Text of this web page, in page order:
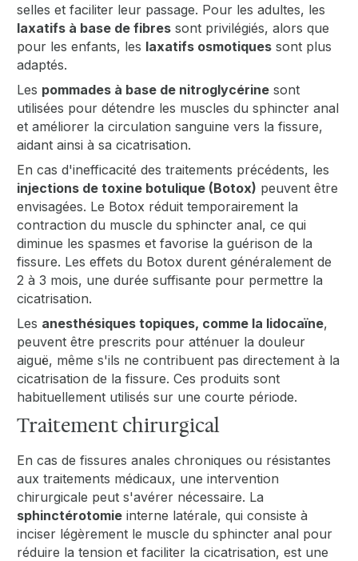
selles et faciliter leur passage. Pour les adultes, les
laxatifs à base de fibres sont privilégiés, alors que
pour les enfants, les laxatifs osmotiques sont plus
adaptés.
Les pommades à base de nitroglycérine sont
utilisées pour détendre les muscles du sphincter anal
et améliorer la circulation sanguine vers la fissure,
aidant ainsi à sa cicatrisation.
En cas d'inefficacité des traitements précédents, les
injections de toxine botulique (Botox) peuvent être
envisagées. Le Botox réduit temporairement la
contraction du muscle du sphincter anal, ce qui
diminue les spasmes et favorise la guérison de la
fissure. Les effets du Botox durent généralement de
2 à 3 mois, une durée suffisante pour permettre la
cicatrisation.
Les anesthésiques topiques, comme la lidocaïne,
peuvent être prescrits pour atténuer la douleur
aiguë, même s'ils ne contribuent pas directement à la
cicatrisation de la fissure. Ces produits sont
habituellement utilisés sur une courte période.
Traitement chirurgical
En cas de fissures anales chroniques ou résistantes
aux traitements médicaux, une intervention
chirurgicale peut s'avérer nécessaire. La
sphinctérotomie interne latérale, qui consiste à
inciser légèrement le muscle du sphincter anal pour
réduire la tension et faciliter la cicatrisation, est une